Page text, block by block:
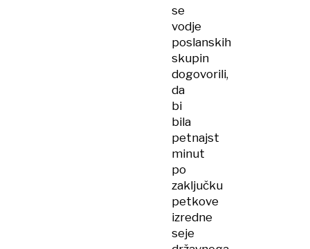
se
vodje
poslanskih
skupin
dogovorili,
da
bi
bila
petnajst
minut
po
zaključku
petkove
izredne
seje